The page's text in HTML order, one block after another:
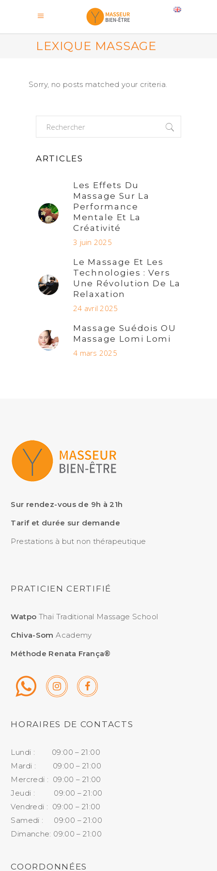
LEXIQUE MASSAGE
Sorry, no posts matched your criteria.
Search
for:
ARTICLES
Les Effets Du
Massage Sur La
Performance
Mentale Et La
Créativité
3 juin 2025
Le Massage Et Les
Technologies : Vers
Une Révolution De La
Relaxation
24 avril 2025
Massage Suédois OU
Massage Lomi Lomi
4 mars 2025
Sur rendez-vous de 9h à 21h
Tarif et durée sur demande
Prestations à but non thérapeutique
PRATICIEN CERTIFIÉ
Watpo Thaï Traditional Massage School
Chiva-Som Academy
Méthode Renata França®
HORAIRES DE CONTACTS
Lundi : 09:00 – 21:00
Mardi : 09:00 – 21:00
Mercredi : 09:00 – 21:00
Jeudi : 09:00 – 21:00
Vendredi : 09:00 – 21:00
Samedi : 09:00 – 21:00
Dimanche: 09:00 – 21:00
COORDONNÉES